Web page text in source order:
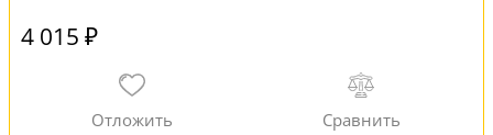
4 015 ₽